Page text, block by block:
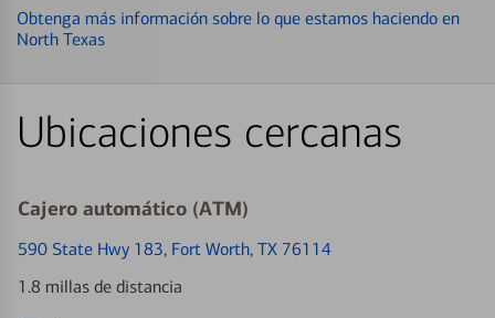
Obtenga más información sobre lo que estamos haciendo en
North Texas
Ubicaciones cercanas
Cajero automático (ATM)
590 State Hwy 183, Fort Worth, TX 76114
1.8 millas de distancia